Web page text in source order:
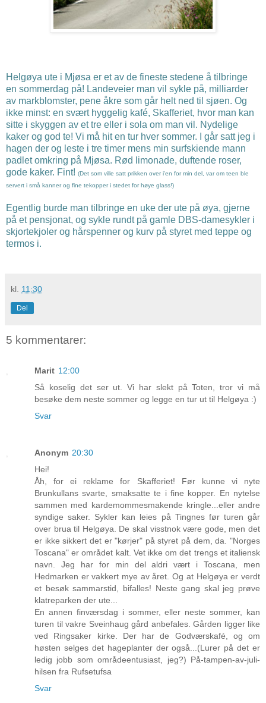
Helgøya ute i Mjøsa er et av de fineste stedene å tilbringe
en sommerdag på! Landeveier man vil sykle på, milliarder
av markblomster, pene åkre som går helt ned til sjøen. Og
ikke minst: en svært hyggelig kafé, Skafferiet, hvor man kan
sitte i skyggen av et tre eller i sola om man vil. Nydelige
kaker og god te! Vi må hit en tur hver sommer. I går satt jeg i
hagen der og leste i tre timer mens min surfskiende mann
padlet omkring på Mjøsa. Rød limonade, duftende roser,
gode kaker. Fint! (Det som ville satt prikken over i'en for min del, var om teen ble
servert i små kanner og fine tekopper i stedet for høye glass!)
Egentlig burde man tilbringe en uke der ute på øya, gjerne
på et pensjonat, og sykle rundt på gamle DBS-damesykler i
skjortekjoler og hårspenner og kurv på styret med teppe og
termos i.
kl. 11:30
Del
5 kommentarer:
Marit 12:00
Så koselig det ser ut. Vi har slekt på Toten, tror vi må
besøke dem neste sommer og legge en tur ut til Helgøya :)
Svar
Anonym 20:30
Hei!
Åh, for ei reklame for Skafferiet! Før kunne vi nyte
Brunkullans svarte, smaksatte te i fine kopper. En nytelse
sammen med kardemommesmakende kringle...eller andre
syndige saker. Sykler kan leies på Tingnes før turen går
over brua til Helgøya. De skal visstnok være gode, men det
er ikke sikkert det er "kørjer" på styret på dem, da. "Norges
Toscana" er området kalt. Vet ikke om det trengs et italiensk
navn. Jeg har for min del aldri vært i Toscana, men
Hedmarken er vakkert mye av året. Og at Helgøya er verdt
et besøk sammarstid, bifalles! Neste gang skal jeg prøve
klatreparken der ute...
En annen finværsdag i sommer, eller neste sommer, kan
turen til vakre Sveinhaug gård anbefales. Gården ligger like
ved Ringsaker kirke. Der har de Godværskafé, og om
høsten selges det hageplanter der også...(Lurer på det er
ledig jobb som områdeentusiast, jeg?) På-tampen-av-juli-
hilsen fra Rufsetufsa
Svar